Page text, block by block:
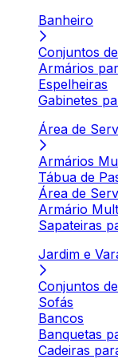
Banheiro
Conjuntos
Armários
Espelheiras
Gabinetes
Área de
Armários
Tábua de
Área de
Armário
Sapateiras
Jardim e
Conjuntos
Sofás
Bancos
Banquetas
Cadeiras